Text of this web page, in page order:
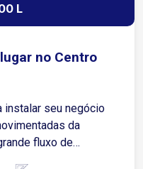
L
no Centro
instalar seu negócio
da
fluxo de